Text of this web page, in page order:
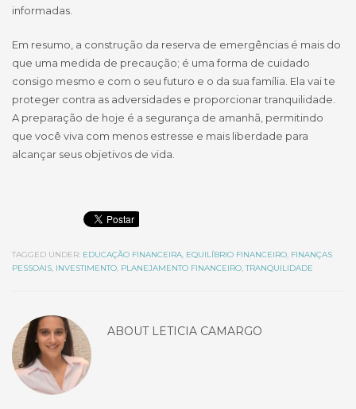
informadas.
Em resumo, a construção da reserva de emergências é mais do
que uma medida de precaução; é uma forma de cuidado
consigo mesmo e com o seu futuro e o da sua família. Ela vai te
proteger contra as adversidades e proporcionar tranquilidade.
A preparação de hoje é a segurança de amanhã, permitindo
que você viva com menos estresse e mais liberdade para
alcançar seus objetivos de vida.
TAGGED UNDER: EDUCAÇÃO FINANCEIRA, EQUILÍBRIO FINANCEIRO, FINANÇAS
PESSOAIS, INVESTIMENTO, PLANEJAMENTO FINANCEIRO,TRANQUILIDADE
ABOUT LETICIA CAMARGO